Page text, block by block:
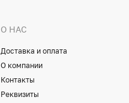
О НАС
Доставка и оплата
О компании
Контакты
Реквизиты